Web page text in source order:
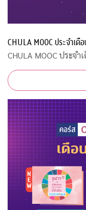
CHULA MOOC ประจำเ
CHULA MOOC ประจ